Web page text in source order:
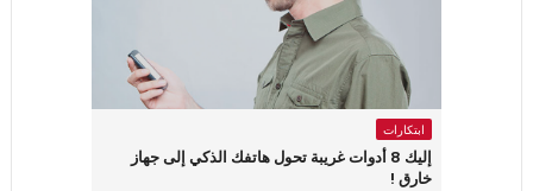
ابتكارات
إليك 8 أدوات غريبة تحول هاتفك الذكي إلى جهاز
خارق !